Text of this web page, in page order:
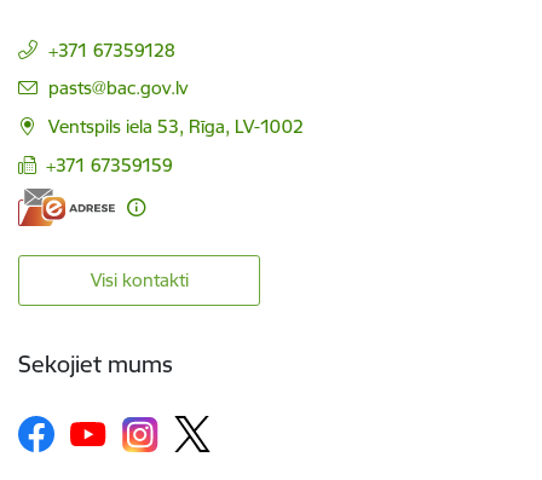
+371 67359128
E-pasts:
pasts@bac.gov.lv
Ventspils iela 53, Rīga, LV-1002
+371 67359159
Visi kontakti
Sekojiet mums